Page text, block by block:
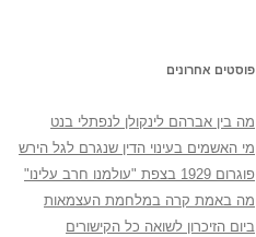
פוסטים אחרונים
מה בין אברהם לינקולן לנפתלי בנט
מי האשמים בעינוי הדין שנגרם לגל הירש
פוגרום 1929 בצפת "עולמנו חרב עלינו"
מה באמת קרה במלחמת העצמאות
ביום הזיכרון לשואה כל הקישורים